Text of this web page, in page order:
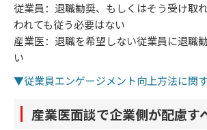
従業員：退職勧奨、もしくはそう受け取
われても従う必要はない
産業医：退職を希望しない従業員に退職
い
▼従業員エンゲージメント向上方法に関
産業医面談で企業側が配慮す